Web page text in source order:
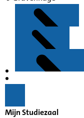
Mijn Studiezaal